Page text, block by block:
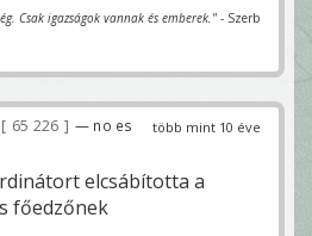
Csak igazságok vannak és emberek." - Szerb
több mint 10 éve
65 226
— no es
elcsábította a
főedzőnek